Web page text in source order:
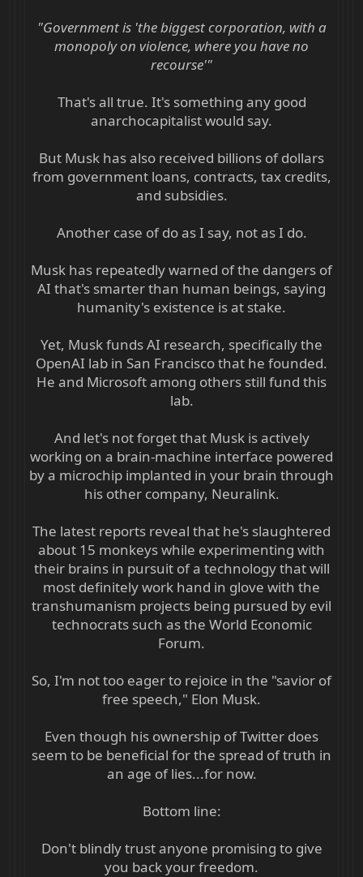
"Government is 'the biggest corporation, with a
monopoly on violence, where you have no
recourse'"
That's all true. It's something any good
anarchocapitalist would say.
But Musk has also received billions of dollars
from government loans, contracts, tax credits,
and subsidies.
Another case of do as I say, not as I do.
Musk has repeatedly warned of the dangers of
AI that's smarter than human beings, saying
humanity's existence is at stake.
Yet, Musk funds AI research, specifically the
OpenAI lab in San Francisco that he founded.
He and Microsoft among others still fund this
lab.
And let's not forget that Musk is actively
working on a brain-machine interface powered
by a microchip implanted in your brain through
his other company, Neuralink.
The latest reports reveal that he's slaughtered
about 15 monkeys while experimenting with
their brains in pursuit of a technology that will
most definitely work hand in glove with the
transhumanism projects being pursued by evil
technocrats such as the World Economic
Forum.
So, I'm not too eager to rejoice in the "savior of
free speech," Elon Musk.
Even though his ownership of Twitter does
seem to be beneficial for the spread of truth in
an age of lies...for now.
Bottom line:
Don't blindly trust anyone promising to give
you back your freedom.